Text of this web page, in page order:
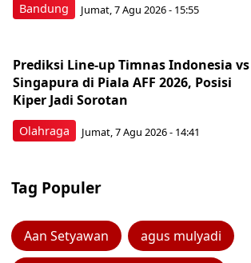
Bandung Jumat, 7 Agu 2026 - 15:55
Olahraga
Prediksi Line-up Timnas Indonesia vs
Singapura di Piala AFF 2026, Posisi
Kiper Jadi Sorotan
Jumat, 7 Agu 2026 - 14:41
Tag Populer
Aan Setyawan agus mulyadi